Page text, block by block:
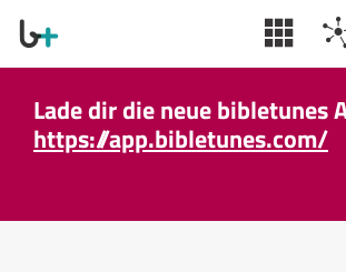
Lade dir die neue bibletunes
https://app.bibletunes.com/